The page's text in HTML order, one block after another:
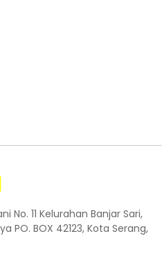
No. 11 Kelurahan Banjar Sari,
PO. BOX 42123, Kota Serang,